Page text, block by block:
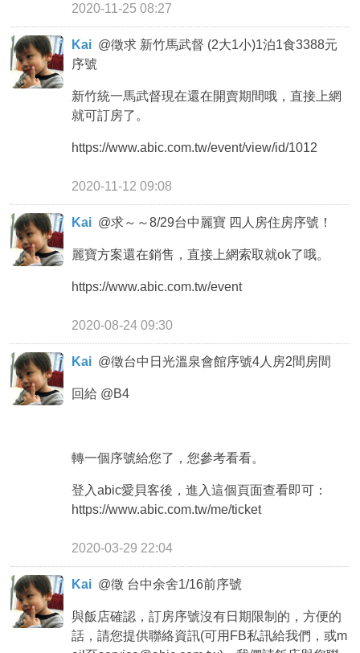
2020-11-25 08:27
Kai @徵求 新竹馬武督 (2大1小)1泊1食3388元
序號
新竹統一馬武督現在還在開賣期間哦，直接上網
就可訂房了。
https://www.abic.com.tw/event/view/id/1012
2020-11-12 09:08
Kai @求～～8/29台中麗寶 四人房住房序號！
麗寶方案還在銷售，直接上網索取就ok了哦。
https://www.abic.com.tw/event
2020-08-24 09:30
Kai @徵台中日光溫泉會館序號4人房2間房間
回給 @B4
轉一個序號給您了，您參考看看。
登入abic愛貝客後，進入這個頁面查看即可：
https://www.abic.com.tw/me/ticket
2020-03-29 22:04
Kai @徵 台中余舍1/16前序號
與飯店確認，訂房序號沒有日期限制的，方便的
話，請您提供聯絡資訊(可用FB私訊給我們，或m